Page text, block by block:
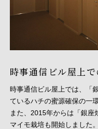
時事通信ビル屋上
時事通信ビル屋上では、「
ているハチの蜜源確保の一
また、2015年からは「銀
マイモ栽培も開始しました。